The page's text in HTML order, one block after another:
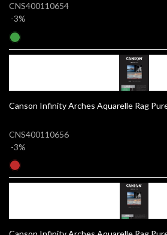
CNS400110654
-3%
Canson Infinity Arches Aquarelle Rag
CNS400110656
-3%